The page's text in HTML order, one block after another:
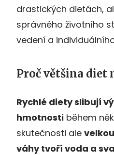
drastických dietách,
správného životního
vedení a
Proč většina diet
Rychlé diety slibují
hmotnosti během
skutečnosti ale
váhy tvoří voda a